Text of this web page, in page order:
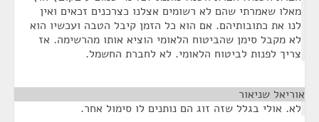
מאלו שאמרתי שהם לא רשומים אצלנו כצרכנים זכאים ואין
לנו את כתובותיהם. אם הוא כל הזמן קיבל הטבה ועכשיו הוא
לא מקבל סימן שהביטוח הלאומי הוציא אותו מהרשימה. אז
צריך לפנות לביטוח הלאומי. לא לחברת החשמל.
אוריאל שניאור
לא. אולי בגלל שזה זוג הם נותנים לו סימול אחר.